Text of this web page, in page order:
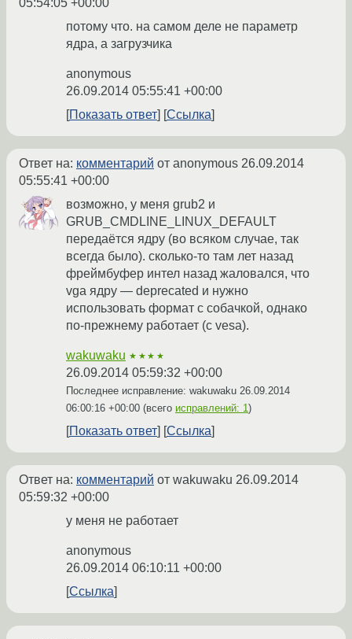
05:54:05 +00:00
потому что. на самом деле не параметр
ядра, а загрузчика
anonymous
26.09.2014 05:55:41 +00:00
Показать ответ
Ссылка
Ответ на: комментарий от anonymous 26.09.2014
05:55:41 +00:00
возможно, у меня grub2 и
GRUB_CMDLINE_LINUX_DEFAULT
передаётся ядру (во всяком случае, так
всегда было). сколько-то там лет назад
фреймбуфер интел назад жаловался, что
vga ядру — deprecated и нужно
использовать формат с собачкой, однако
по-прежнему работает (с vesa).
wakuwaku ★★★★
26.09.2014 05:59:32 +00:00
Последнее исправление: wakuwaku 26.09.2014
06:00:16 +00:00 (всего исправлений: 1)
Показать ответ Ссылка
Ответ на: комментарий от wakuwaku 26.09.2014
05:59:32 +00:00
у меня не работает
anonymous
26.09.2014 06:10:11 +00:00
Ссылка